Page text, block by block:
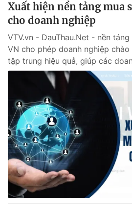
Xuất hiện nền tảng mua
cho doanh nghiệp
VTV.vn - DauThau.Net - nền
VN cho phép doanh nghiệp chào
tập trung hiệu quả, giúp các